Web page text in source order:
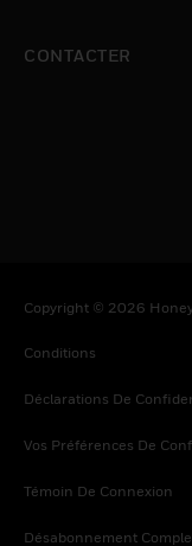
CONTACTER
Copyright © 2026
Conditions
Déclarations De
Vos Préférences De
Témoin De Connexion
Désabonnement